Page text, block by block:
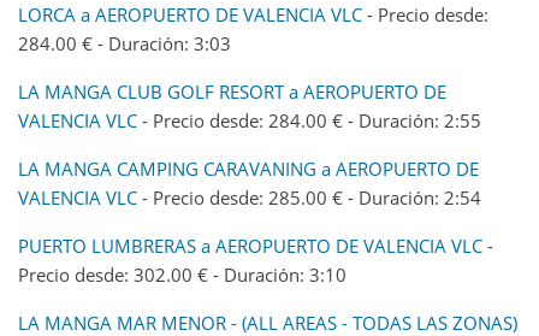
LORCA a AEROPUERTO DE VALENCIA VLC - Precio desde:
284.00 € - Duración: 3:03
LA MANGA CLUB GOLF RESORT a AEROPUERTO DE
VALENCIA VLC - Precio desde: 284.00 € - Duración: 2:55
LA MANGA CAMPING CARAVANING a AEROPUERTO DE
VALENCIA VLC - Precio desde: 285.00 € - Duración: 2:54
PUERTO LUMBRERAS a AEROPUERTO DE VALENCIA VLC -
Precio desde: 302.00 € - Duración: 3:10
LA MANGA MAR MENOR - (ALL AREAS - TODAS LAS ZONAS)